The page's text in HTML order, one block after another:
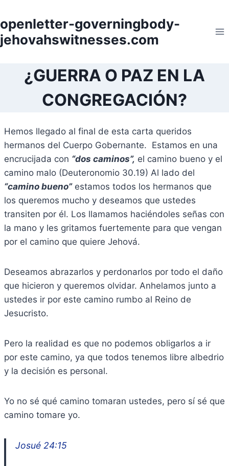
to
content
openletter-governingbody-
jehovahswitnesses.com
¿GUERRA O PAZ EN LA
CONGREGACIÓN?
Hemos llegado al final de esta carta queridos
hermanos del Cuerpo Gobernante. Estamos en una
encrucijada con “dos caminos”, el camino bueno y el
camino malo (Deuteronomio 30.19) Al lado del
“camino bueno”estamos todos los hermanos que
los queremos mucho y deseamos que ustedes
transiten por él. Los llamamos haciéndoles señas con
la mano y les gritamos fuertemente para que vengan
por el camino que quiere Jehová.
Deseamos abrazarlos y perdonarlos por todo el daño
que hicieron y queremos olvidar. Anhelamos junto a
ustedes ir por este camino rumbo al Reino de
Jesucristo.
Pero la realidad es que no podemos obligarlos a ir
por este camino, ya que todos tenemos libre albedrio
y la decisión es personal.
Yo no sé qué camino tomaran ustedes, pero sí sé que
camino tomare yo.
Josué 24:15